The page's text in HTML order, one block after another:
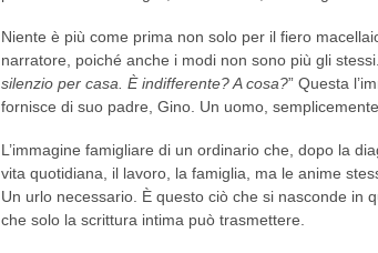
Niente è più come prima non solo per il fiero
narratore, poiché anche i modi non sono più gli
silenzio per casa. È indifferente? A cosa?” Questa
fornisce di suo padre, Gino. Un uomo,
L’immagine famigliare di un ordinario che, dopo la
vita quotidiana, il lavoro, la famiglia, ma le anime
Un urlo necessario. È questo ciò che si nasconde in
che solo la scrittura intima può trasmettere.